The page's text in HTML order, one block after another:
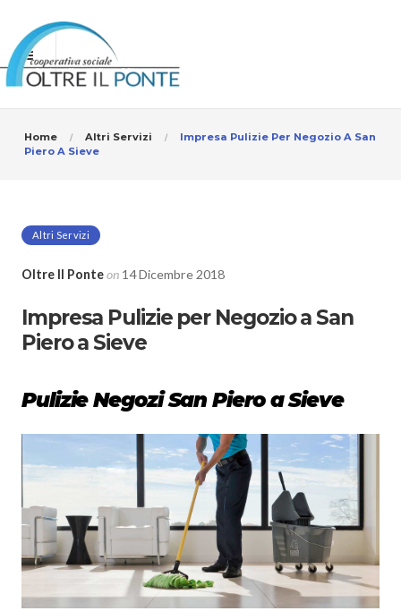
Home Altri Servizi
Impresa Pulizie Per Negozio A San
Piero A Sieve
Altri Servizi
Oltre Il Ponteon 14 Dicembre 2018
Impresa Pulizie per Negozio a San
Piero a Sieve
Pulizie Negozi San Piero a Sieve